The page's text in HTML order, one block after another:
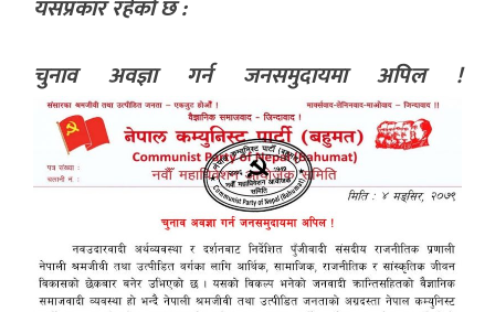
यसप्रकार रहेको छ :
चुनाव अवज्ञा गर्न जनसमुदायमा अपिल !